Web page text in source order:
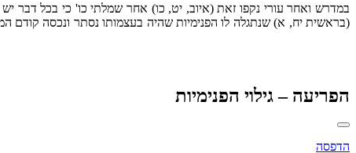
במדרש ואחר עורי נקפו זאת (איוב, יט, כו) אחר שמלתי כו' כי בכל דבר
(בראשית יח, א) שנתגלה לו הפנימיות שהיה בעצמותו נסתר ונכסה קודם
הפריעה – גילוי הפנימיות
הדפסה